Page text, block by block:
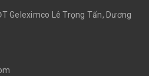
Geleximco Lê Trọng Tấn, Dương